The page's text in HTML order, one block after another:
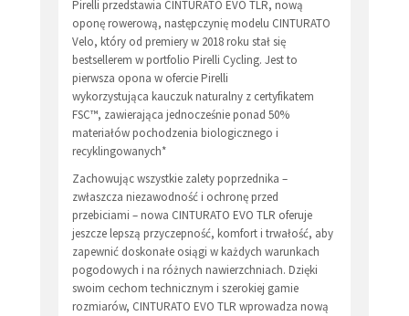
Pirelli przedstawia CINTURATO EVO TLR, nową
oponę rowerową, następczynię modelu CINTURATO
Velo, który od premiery w 2018 roku stał się
bestsellerem w portfolio Pirelli Cycling. Jest to
pierwsza opona w ofercie Pirelli
wykorzystująca kauczuk naturalny z certyfikatem
FSC™, zawierająca jednocześnie ponad 50%
materiałów pochodzenia biologicznego i
recyklingowanych*
Zachowując wszystkie zalety poprzednika –
zwłaszcza niezawodność i ochronę przed
przebiciami – nowa CINTURATO EVO TLR oferuje
jeszcze lepszą przyczepność, komfort i trwałość, aby
zapewnić doskonałe osiągi w każdych warunkach
pogodowych i na różnych nawierzchniach. Dzięki
swoim cechom technicznym i szerokiej gamie
rozmiarów, CINTURATO EVO TLR wprowadza nową